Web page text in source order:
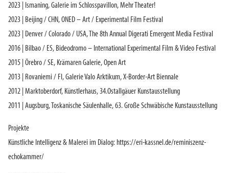
2023 | Ismaning, Galerie im Schlosspavillon, Mehr Theater!
2023 | Beijing / CHN, ONED – Art / Experimental Film Festival
2023 | Denver / Colorado / USA, The 8th Annual Digerati Emergent Media Festival
2016 | Bilbao / ES, Bideodromo – International Experimental Film & Video Festival
2015 | Örebro / SE, Krämaren Galerie, Open Art
2013 | Rovaniemi / FI, Galerie Valo Arktikum, X-Border-Art Biennale
2012 | Marktoberdorf, Künstlerhaus, 34.Ostallgäuer Kunstausstellung
2011 | Augsburg, Toskanische Säulenhalle, 63. Große Schwäbische Kunstausstellung
Projekte
Künstliche Intelligenz & Malerei im Dialog: https://eri-kassnel.de/reminiszenz-
echokammer/